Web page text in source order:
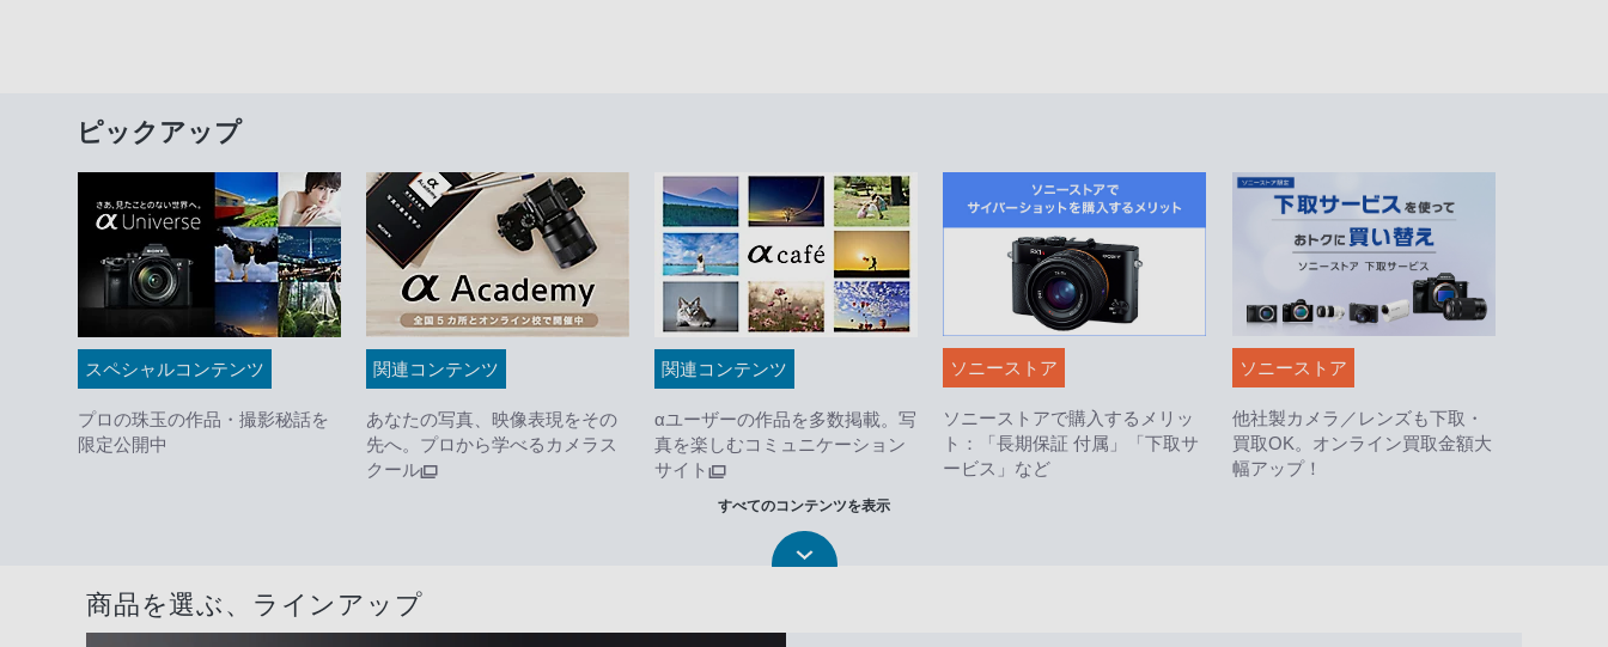
ピックアップ
スペシャルコンテンツ
プロの珠玉の作品・撮影秘話を
限定公開中
関連コンテンツ
あなたの写真、映像表現をその
先へ。プロから学べるカメラス
クール
関連コンテンツ
αユーザーの作品を多数掲載。写
真を楽しむコミュニケーション
サイト
ソニーストア
ソニーストアで購入するメリッ
ト：「長期保証 付属」「下取サ
ービス」など
ソニーストア
他社製カメラ／レンズも下取・
買取OK。オンライン買取金額大
幅アップ！
すべてのコンテンツを表示
商品を選ぶ、ラインアップ